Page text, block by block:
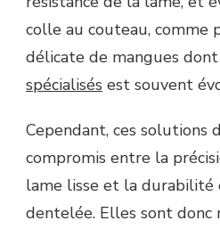
colle au couteau, comme
délicate de mangues dont
spécialisés est souvent
Cependant, ces solutions
compromis entre la
lame lisse et la durabilité
dentelée. Elles sont donc